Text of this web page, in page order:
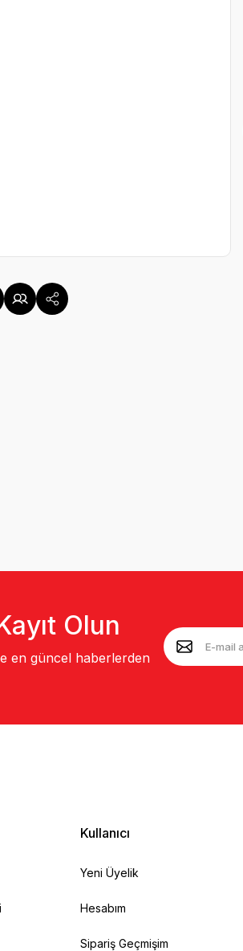
Olun
en güncel haberlerden
Kullanıcı
Yeni Üyelik
Hesabım
Sipariş Geçmişim